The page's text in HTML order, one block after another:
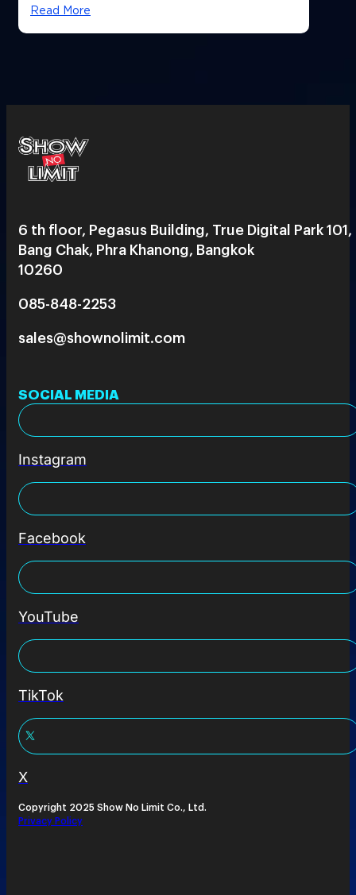
Read More
6 th floor, Pegasus Building, True Digital Park 101,
Bang Chak, Phra Khanong, Bangkok
10260
085-848-2253
sales@shownolimit.com
SOCIAL MEDIA
Instagram
Facebook
YouTube
TikTok
X
Copyright 2025 Show No Limit Co., Ltd.
Privacy Policy